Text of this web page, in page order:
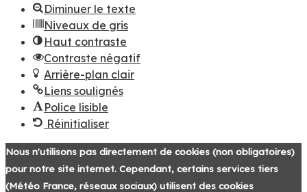
Diminuer le texte
Niveaux de gris
Haut contraste
Contraste négatif
Arrière-plan clair
Liens soulignés
Police lisible
Réinitialiser
Nous n'utilisons pas directement de cookies (non obligatoires)
pour notre site internet. Cependant, certains services tiers
(Météo France, réseaux sociaux) utilisent des cookies